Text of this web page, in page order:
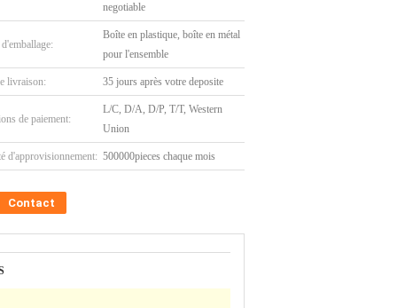
negotiable
Boîte en plastique, boîte en métal
pour l'ensemble
livraison: 35 jours après votre deposite
de paiement:
L/C, D/A, D/P, T/T, Western
Union
d'approvisionnement: 500000pieces chaque mois
Contact